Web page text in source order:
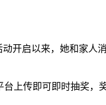
开启以来，她和家人
上传即可即时抽奖，